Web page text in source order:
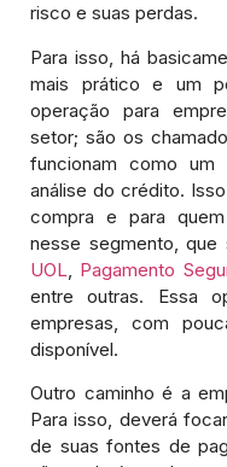
risco e suas perdas.
Para isso, há
mais prático e um
operação para
setor; são os
funcionam como
análise do crédito.
compra e para
nesse segmento, que
UOL
Pagamento
entre outras. Essa
empresas, com
disponível.
Outro caminho é a
Para isso, deverá
de suas fontes de